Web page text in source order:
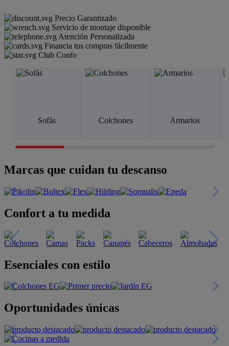
Precio Garantizado
Servicio de montaje disponible
Atención Personalizada
Financia tus compras fácilmente
Club Confo
Sofás Colchones Armarios
Marcas que cuidan tu descanso
Confort a tu medida
Esenciales con estilo
Oportunidades únicas